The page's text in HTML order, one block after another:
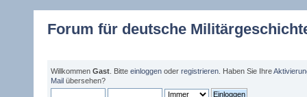
Forum für deutsche
Willkommen Gast . Bitte einloggen oder registrieren . Haben Sie Ihre
Mail übersehen?